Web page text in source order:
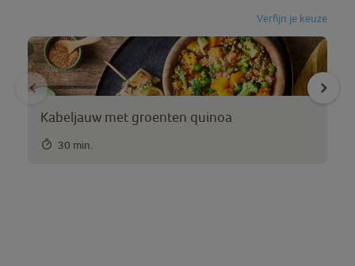
Verfijn je keuze
Kabeljauw met groenten quinoa
30 min.